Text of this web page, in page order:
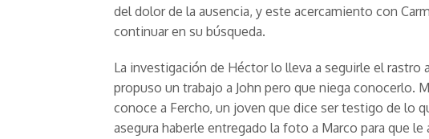
del dolor de la ausencia, y este acercamiento con
continuar en su búsqueda.
La investigación de Héctor lo lleva a seguirle el rastro
propuso un trabajo a John pero que niega conocerlo.
conoce a Fercho, un joven que dice ser testigo de lo
asegura haberle entregado la foto a Marco para que le